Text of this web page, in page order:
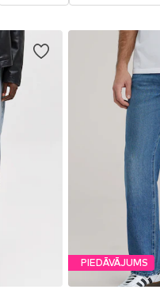
PIEDĀVĀJUMS